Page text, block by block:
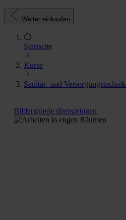
Weiter einkaufen
Startseite
Kurse
Sanitär- und Versorgungstechnik
Bildergalerie überspringen